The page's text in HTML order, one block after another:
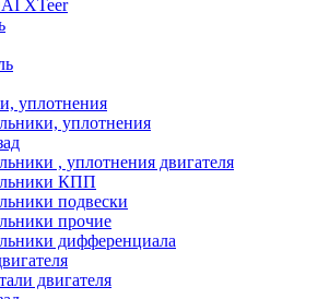
XTeer
уплотнения
уплотнения
, уплотнения двигателя
КПП
подвески
прочие
дифференциала
двигателя